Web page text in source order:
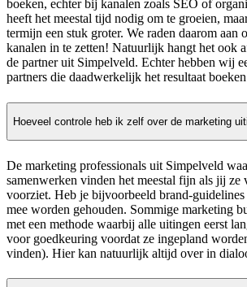
boeken, echter bij kanalen zoals SEO of
heeft het meestal tijd nodig om te groeien,
termijn een stuk groter. We raden daarom aan
kanalen in te zetten! Natuurlijk hangt het ook
de partner uit Simpelveld. Echter hebben wij
partners die daadwerkelijk het resultaat
Hoeveel controle heb ik zelf over de marketing
De marketing professionals uit Simpelveld
samenwerken vinden het meestal fijn als jij ze
voorziet. Heb je bijvoorbeeld brand-
mee worden gehouden. Sommige marketing
met een methode waarbij alle uitingen eerst
voor goedkeuring voordat ze ingepland
vinden). Hier kan natuurlijk altijd over in